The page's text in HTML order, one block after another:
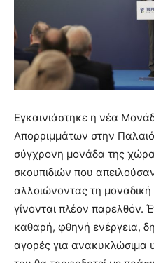
Εγκαινιάστηκε η νέα
Απορριμμάτων στην
σύγχρονη μονάδα της
σκουπιδιών που
αλλοιώνοντας τη
γίνονται πλέον παρελθόν.
καθαρή, φθηνή ενέργεια,
αγορές για ανακυκλώσιμα